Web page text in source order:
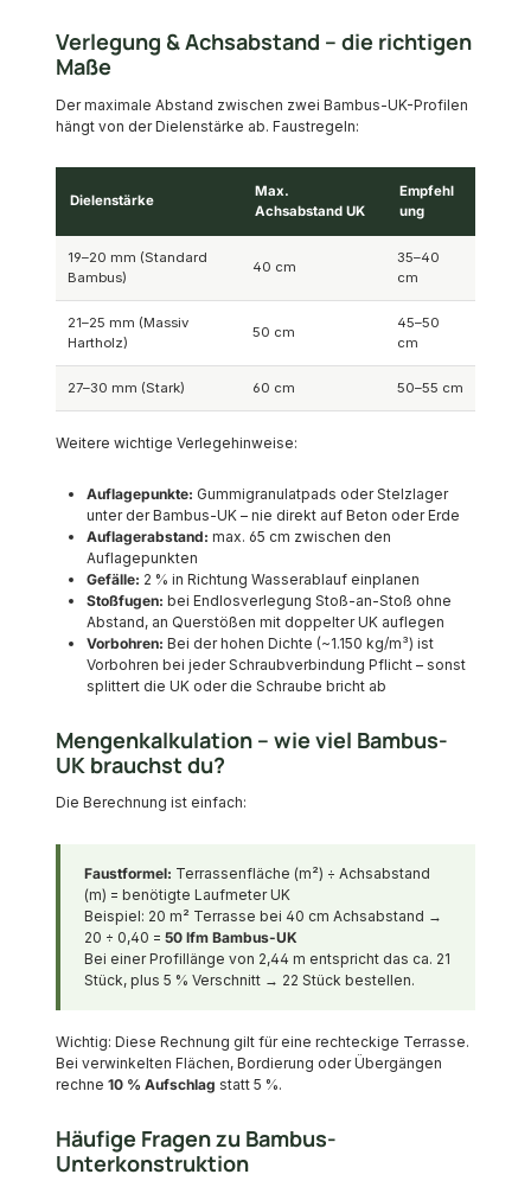
Verlegung & Achsabstand – die richtigen
Maße
Der maximale Abstand zwischen zwei Bambus-UK-Profilen
hängt von der Dielenstärke ab. Faustregeln:
Dielenstärke
Max.
Achsabstand UK
Empfehl
ung
19–20 mm (Standard
Bambus)
40 cm
35–40
cm
21–25 mm (Massiv
Hartholz)
50 cm
45–50
cm
27–30 mm (Stark) 60 cm 50–55 cm
Weitere wichtige Verlegehinweise:
Auflagepunkte: Gummigranulatpads oder Stelzlager
unter der Bambus-UK – nie direkt auf Beton oder Erde
Auflagerabstand: max. 65 cm zwischen den
Auflagepunkten
Gefälle: 2 % in Richtung Wasserablauf einplanen
Stoßfugen: bei Endlosverlegung Stoß-an-Stoß ohne
Abstand, an Querstößen mit doppelter UK auflegen
Vorbohren: Bei der hohen Dichte (~1.150 kg/m³) ist
Vorbohren bei jeder Schraubverbindung Pflicht – sonst
splittert die UK oder die Schraube bricht ab
Mengenkalkulation – wie viel Bambus-
UK brauchst du?
Die Berechnung ist einfach:
Faustformel: Terrassenfläche (m²) ÷ Achsabstand
(m) = benötigte Laufmeter UK
Beispiel: 20 m² Terrasse bei 40 cm Achsabstand →
20 ÷ 0,40 = 50 lfm Bambus-UK
Bei einer Profillänge von 2,44 m entspricht das ca. 21
Stück, plus 5 % Verschnitt → 22 Stück bestellen.
Wichtig: Diese Rechnung gilt für eine rechteckige Terrasse.
Bei verwinkelten Flächen, Bordierung oder Übergängen
rechne 10 % Aufschlag statt 5 %.
Häufige Fragen zu Bambus-
Unterkonstruktion